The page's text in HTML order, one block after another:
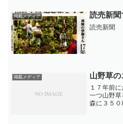
掲載メディア 読売新聞
読売新聞
掲載メディア 山野草
１７年前
一つ山野
森に３５